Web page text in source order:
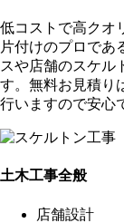
低コストで高クオ
片付けのプロであ
スや店舗のスケル
す。無料お見積り
行いますので安心
土木工事全般
店舗設計